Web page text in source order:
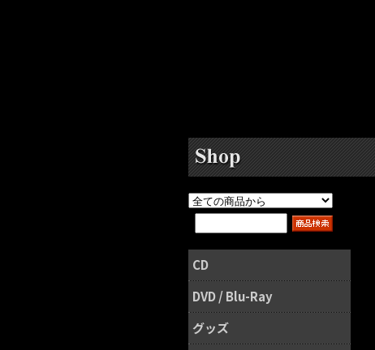
CD
DVD / Blu-Ray
グッズ